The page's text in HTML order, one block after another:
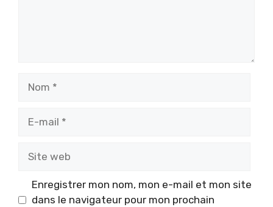
mail
web
Enregistrer mon nom, mon e-mail et mon site
dans le navigateur pour mon prochain